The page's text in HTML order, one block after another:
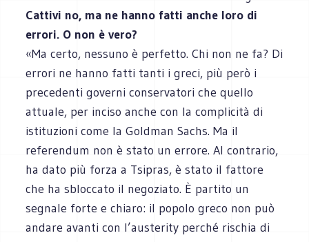
Cattivi no, ma ne hanno fatti anche loro di
errori. O non è vero?
«Ma certo, nessuno è perfetto. Chi non ne fa? Di
errori ne hanno fatti tanti i greci, più però i
precedenti governi conservatori che quello
attuale, per inciso anche con la complicità di
istituzioni come la Goldman Sachs. Ma il
referendum non è stato un errore. Al contrario,
ha dato più forza a Tsipras, è stato il fattore
che ha sbloccato il negoziato. È partito un
segnale forte e chiaro: il popolo greco non può
andare avanti con l’austerity perché rischia di